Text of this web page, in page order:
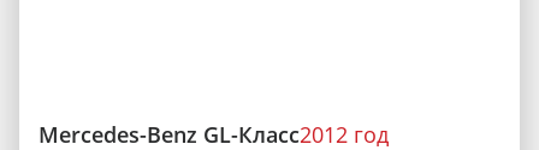
Mercedes-Benz GL-Класс2012 год